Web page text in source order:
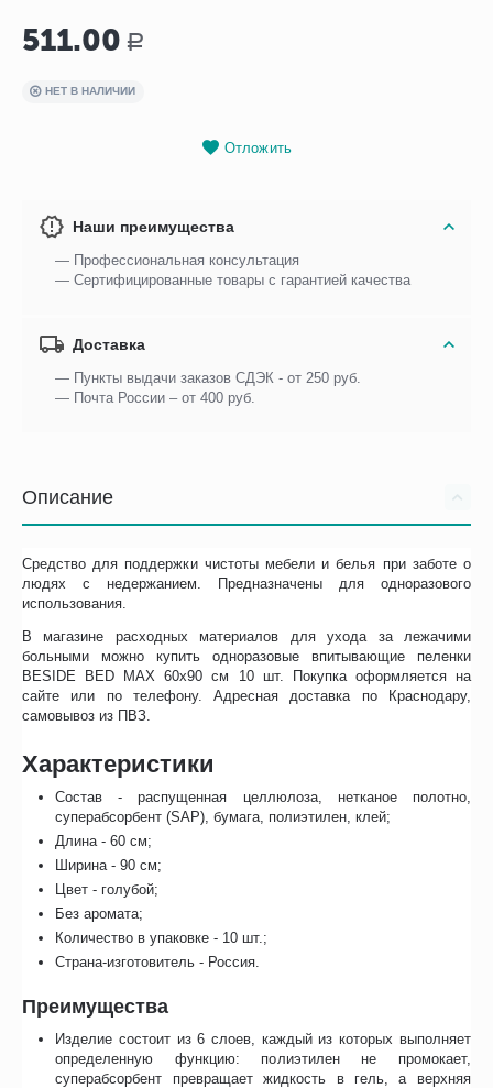
511.00 Р
НЕТ В НАЛИЧИИ
Отложить
Наши преимущества
— Профессиональная консультация
— Сертифицированные товары с гарантией качества
Доставка
— Пункты выдачи заказов СДЭК - от 250 руб.
— Почта России – от 400 руб.
Описание
Средство для поддержки чистоты мебели и белья при заботе о
людях с недержанием. Предназначены для одноразового
использования.
В магазине расходных материалов для ухода за лежачими
больными можно купить одноразовые впитывающие пеленки
BESIDE BED MAX 60х90 см 10 шт. Покупка оформляется на
сайте или по телефону. Адресная доставка по Краснодару,
самовывоз из ПВЗ.
Характеристики
Состав - распущенная целлюлоза, нетканое полотно,
суперабсорбент (SAP), бумага, полиэтилен, клей;
Длина - 60 см;
Ширина - 90 см;
Цвет - голубой;
Без аромата;
Количество в упаковке - 10 шт.;
Страна-изготовитель - Россия.
Преимущества
Изделие состоит из 6 слоев, каждый из которых выполняет
определенную функцию: полиэтилен не промокает,
суперабсорбент превращает жидкость в гель, а верхняя